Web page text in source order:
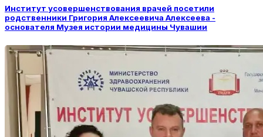
Институт усовершенствования врачей посетили
родственники Григория Алексеевича Алексеева -
основателя Музея истории медицины Чувашии